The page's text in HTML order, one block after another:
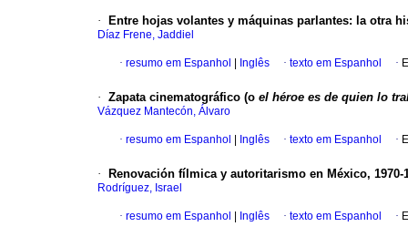
· Entre hojas volantes y máquinas parlantes: la otra
Díaz Frene, Jaddiel
· resumo em Espanhol Inglês · texto em Espanhol ·
· Zapata cinematográfico (o el héroe es de quien lo
Vázquez Mantecón, Álvaro
· resumo em Espanhol Inglês · texto em Espanhol ·
· Renovación fílmica y autoritarismo en México,
Rodríguez, Israel
· resumo em Espanhol Inglês · texto em Espanhol ·